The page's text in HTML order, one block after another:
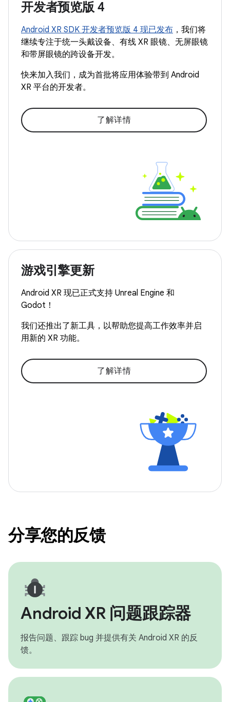
开发者预览版 4
Android XR SDK 开发者预览版 4 现已发布 ，我们将
继续专注于统一头戴设备、有线 XR 眼镜、无屏眼镜
和带屏眼镜的跨设备开发。
快来加入我们，成为首批将应用体验带到 Android
XR 平台的开发者。
了解详情
游戏引擎更新
Android XR 现已正式支持 Unreal Engine 和
Godot！
我们还推出了新工具，以帮助您提高工作效率并启
用新的 XR 功能。
了解详情
分享您的反馈
Android XR 问题跟踪器
报告问题、跟踪 bug 并提供有关 Android XR 的反
馈。